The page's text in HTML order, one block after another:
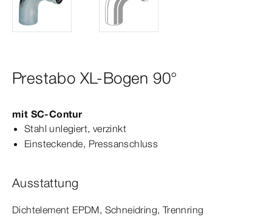
Prestabo XL-Bogen 90°
mit SC‑Contur
Stahl unlegiert, verzinkt
Einsteckende, Press­anschluss
Ausstattung
Dicht­element EPDM, Schneidring, Trennring